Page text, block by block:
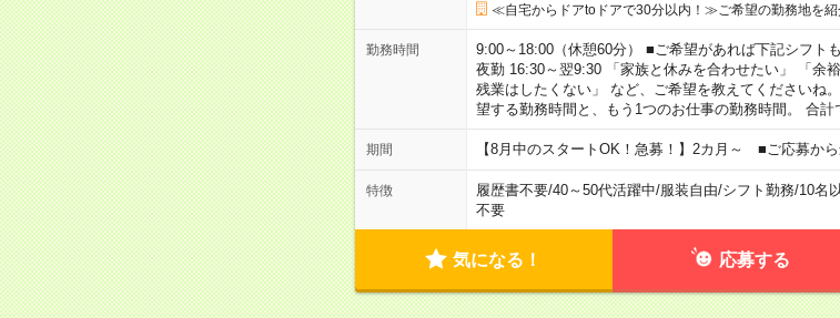
≪自宅からドアtoドアで30分以内！≫ご希望の勤務地を紹
勤務時間
9:00～18:00（休憩60分） ■ご希望があれば下記シフト
夜勤 16:30～翌9:30 「家族と休みを合わせたい」 「余
残業はしたくない」 など、ご希望を教えてくださいね
望する勤務時間と、もう1つのお仕事の勤務時間。 合計
期間 【8月中のスタートOK！急募！】2カ月～ ■ご応募か
特徴 履歴書不要/40～50代活躍中/服装自由/シフト勤務/10名
不要
気になる！ 応募する